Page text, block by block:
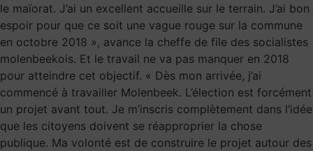
le maïorat. J’ai un excellent accueille sur le terrain. J’ai bon
espoir pour que ce soit une vague rouge sur la commune
en octobre 2018 », avance la cheffe de file des socialistes
molenbeekois. Et le travail ne va pas manquer en 2018
pour atteindre cet objectif. « Dès mon arrivée, j’ai
commencé à travailler Molenbeek. L’élection est forcément
un projet avant tout. Je m’inscris complètement dans l’idée
que les citoyens doivent se réapproprier la chose
publique. Ma volonté est de construire le projet autour des